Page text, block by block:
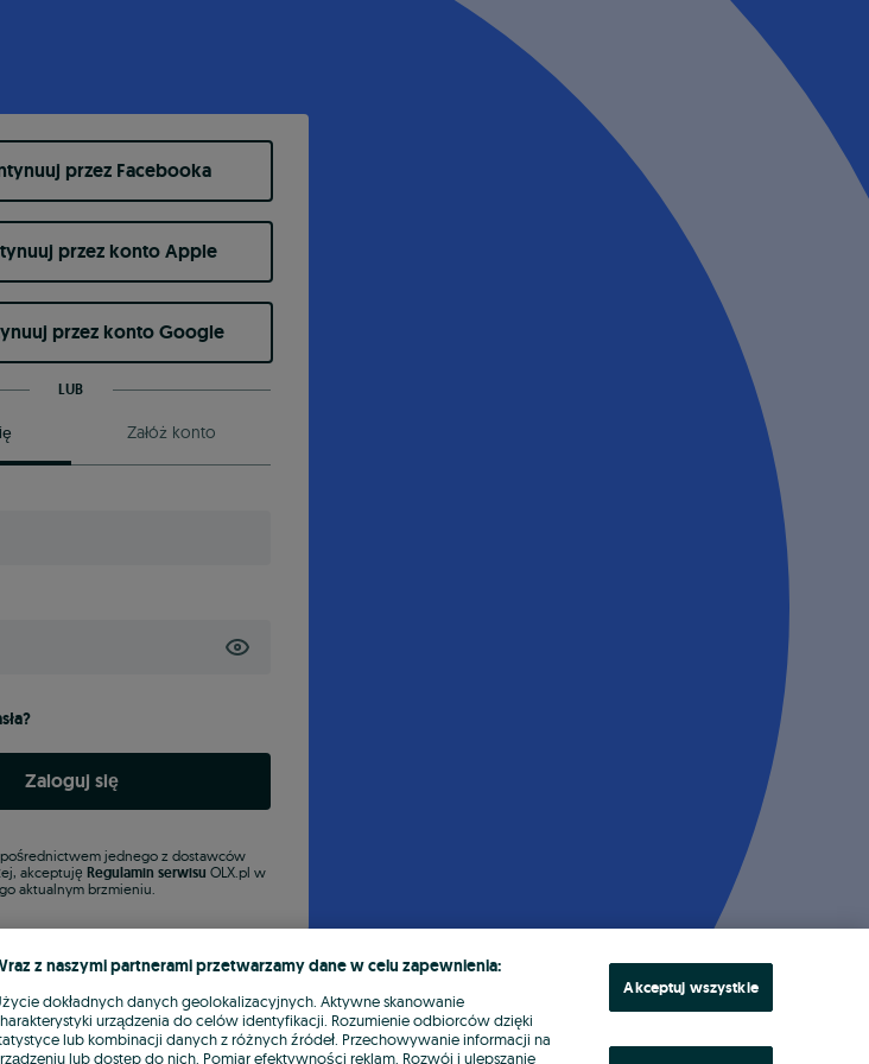
przez Facebooka
przez konto Apple
przez konto Google
LUB
Załóż konto
Zaloguj się
jednego z dostawców
akceptuję Regulamin serwisu OLX.pl w
aktualnym brzmieniu.
z naszymi partnerami przetwarzamy dane w celu zapewnienia:
dokładnych danych geolokalizacyjnych. Aktywne skanowanie
urządzenia do celów identyfikacji. Rozumienie odbiorców dzięki
lub kombinacji danych z różnych źródeł. Przechowywanie informacji na
lub dostęp do nich. Pomiar efektywności reklam. Rozwój i ulepszanie
Akceptuj wszystkie